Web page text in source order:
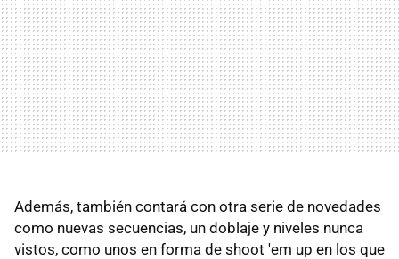
Además, también contará con otra serie de novedades
como nuevas secuencias, un doblaje y niveles nunca
vistos, como unos en forma de shoot 'em up en los que